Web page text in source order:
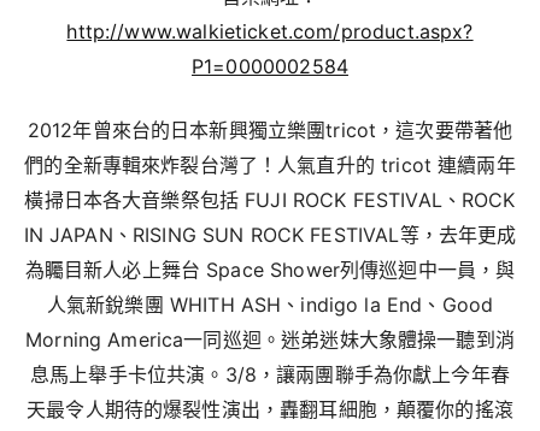
http://www.walkieticket.com/product.aspx?
P1=0000002584
2012年曾來台的日本新興獨立樂團tricot，這次要帶著他
們的全新專輯來炸裂台灣了！人氣直升的 tricot 連續兩年
橫掃日本各大音樂祭包括 FUJI ROCK FESTIVAL、ROCK
IN JAPAN、RISING SUN ROCK FESTIVAL等，去年更成
為矚目新人必上舞台 Space Shower列傳巡迴中一員，與
人氣新銳樂團 WHITH ASH、indigo la End、Good
Morning America一同巡迴。迷弟迷妹大象體操一聽到消
息馬上舉手卡位共演。3/8，讓兩團聯手為你獻上今年春
天最令人期待的爆裂性演出，轟翻耳細胞，顛覆你的搖滾